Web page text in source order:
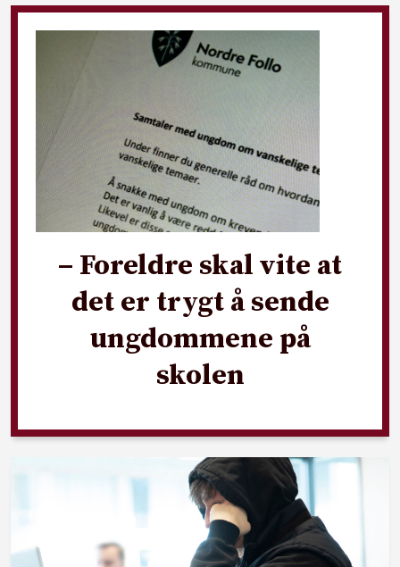
– Foreldre skal vite at
det er trygt å sende
ungdommene på
skolen